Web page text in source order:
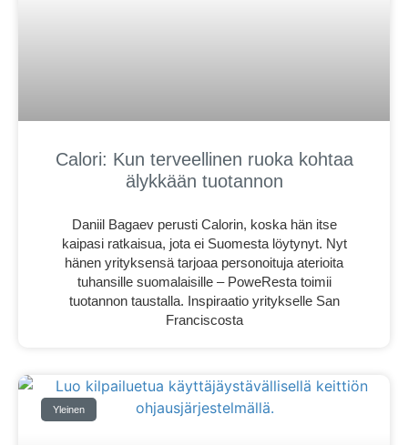
Calori: Kun terveellinen ruoka kohtaa
älykkään tuotannon
Daniil Bagaev perusti Calorin, koska hän itse
kaipasi ratkaisua, jota ei Suomesta löytynyt. Nyt
hänen yrityksensä tarjoaa personoituja aterioita
tuhansille suomalaisille – PoweResta toimii
tuotannon taustalla. Inspiraatio yritykselle San
Franciscosta
Yleinen